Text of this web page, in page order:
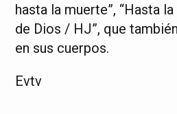
hasta la muerte”, “Hasta
de Dios / HJ”, que
en sus cuerpos.
Evtv